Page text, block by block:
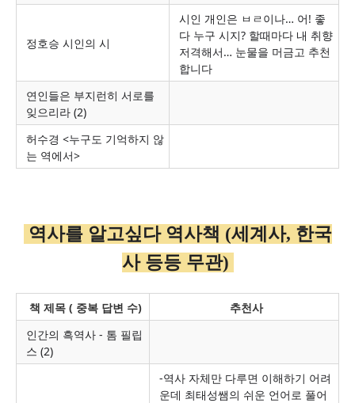
정호승 시인의 시
시인 개인은 ㅂㄹ이나… 어! 좋
다 누구 시지? 할때마다 내 취향
저격해서… 눈물을 머금고 추천
합니다
연인들은 부지런히 서로를
잊으리라 (2)
허수경 <누구도 기억하지 않
는 역에서>
역사를 알고싶다 역사책 (세계사, 한국
사 등등 무관)
책 제목 ( 중복 답변 수)
추천사
인간의 흑역사 - 톰 필립
스 (2)
-역사 자체만 다루면 이해하기 어려
운데 최태성쌤의 쉬운 언어로 풀어